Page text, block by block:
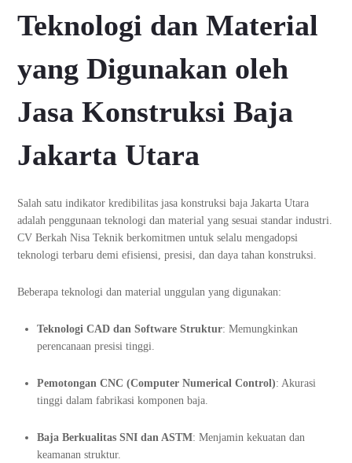
Teknologi dan Material
yang Digunakan oleh
Jasa Konstruksi Baja
Jakarta Utara
Salah satu indikator kredibilitas jasa konstruksi baja Jakarta Utara
adalah penggunaan teknologi dan material yang sesuai standar industri.
CV Berkah Nisa Teknik berkomitmen untuk selalu mengadopsi
teknologi terbaru demi efisiensi, presisi, dan daya tahan konstruksi.
Beberapa teknologi dan material unggulan yang digunakan:
Teknologi CAD dan Software Struktur: Memungkinkan
perencanaan presisi tinggi.
Pemotongan CNC (Computer Numerical Control): Akurasi
tinggi dalam fabrikasi komponen baja.
Baja Berkualitas SNI dan ASTM: Menjamin kekuatan dan
keamanan struktur.